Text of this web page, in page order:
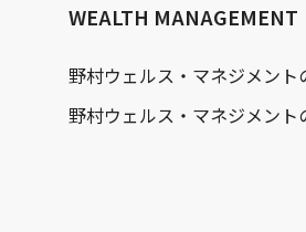
WEALTH MANAGEMENT
野村ウェルス・マネジメント
野村ウェルス・マネジメント